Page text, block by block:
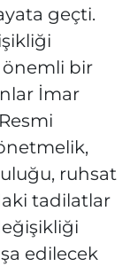
geçti.
önemli bir
İmar
ruhsat
tadilatlar
edilecek